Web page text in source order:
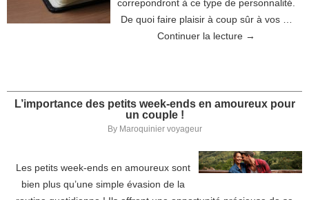
correpondront à ce type de personnalité.
De quoi faire plaisir à coup sûr à vos …
Continuer la lecture →
L’importance des petits week-ends en amoureux pour
un couple !
By Maroquinier voyageur
Les petits week-ends en amoureux sont
bien plus qu’une simple évasion de la